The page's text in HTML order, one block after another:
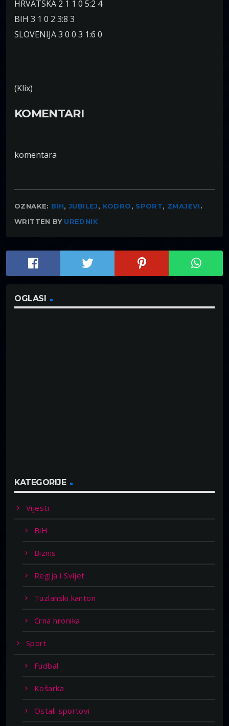
HRVATSKA 2 1 1 0 5:2 4
BIH 3 1 0 2 3:8 3
SLOVENIJA 3 0 0 3 1:6 0
(Klix)
KOMENTARI
komentara
OZNAKE: BIH,JUBILEJ, KODRO, SPORT, ZMAJEVI.
WRITTEN BY UREDNIK
OGLASI
KATEGORIJE
Vijesti
BiH
Biznis
Regija i Svijet
Tuzlanski kanton
Crna hronika
Sport
Fudbal
Košarka
Ostali sportovi